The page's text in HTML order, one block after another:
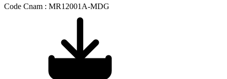
Code Cnam : MR12001A-MDG